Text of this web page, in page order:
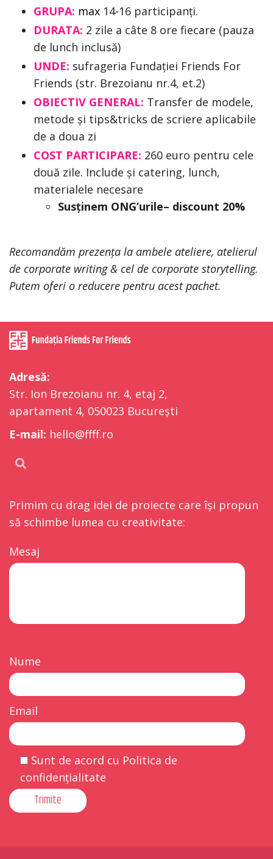
GRUPA: max 14-16 participanți.
DURATA: 2 zile a câte 8 ore fiecare (pauza
de lunch inclusă)
UNDE: sufrageria Fundației Friends For
Friends (str. Brezoianu nr.4, et.2)
OBIECTIV GENERAL: Transfer de modele,
metode și tips&tricks de scriere aplicabile
de a doua zi
COST PARTICIPARE: 260 euro pentru cele
două zile. Include și catering, lunch,
materialele necesare
Susținem ONG’urile– discount 20%
Recomandăm prezența la ambele ateliere, atelierul
de corporate writing & cel de corporate storytelling.
Putem oferi o reducere pentru acest pachet.
Adresă:
Str. Ion Brezoianu nr. 4, etaj 2,
apartament 4, 050023 București
E-mail: hello@ffff.ro
Primim cu drag idei de proiecte care își propun
să schimbe lumea cu creativitate:
Mesaj
Nume
Email
Sunt de acord cu Politica de
confidențialitate